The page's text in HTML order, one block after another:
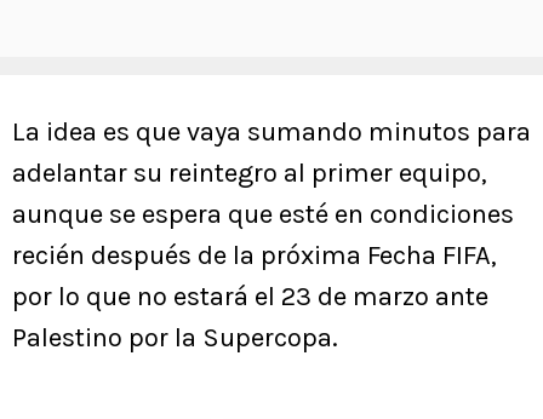
La idea es que vaya sumando minutos para
adelantar su reintegro al primer equipo,
aunque se espera que esté en condiciones
recién después de la próxima Fecha FIFA,
por lo que no estará el 23 de marzo ante
Palestino por la Supercopa.